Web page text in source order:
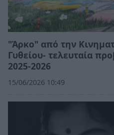
"Άρκο" από την
Γυθείου- τελευταία
2025-2026
15/06/2026 10:49